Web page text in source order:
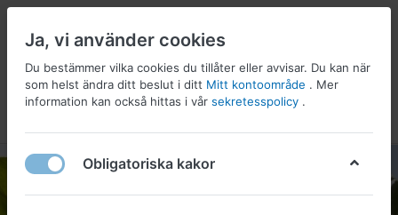
Ja, vi använder cookies
Du bestämmer vilka cookies du tillåter eller avvisar. Du kan när
som helst ändra ditt beslut i ditt Mitt kontoområde . Mer
information kan också hittas i vår sekretesspolicy .
Obligatoriska kakor